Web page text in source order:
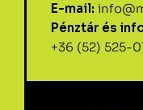
E-mail:
Pénztár és
+36 (52) 525-